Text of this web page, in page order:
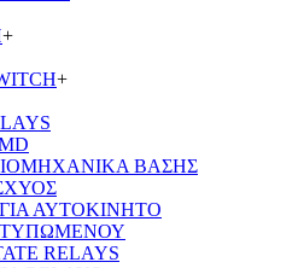
+
+
ΒΑΣΗΣ
ΓΙΑ ΑΥΤΟΚΙΝΗΤΟ
ΤΥΠΩΜΕΝΟΥ
RELAYS